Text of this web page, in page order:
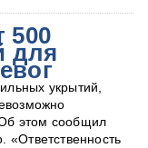
500
для
укрытий,
этом сообщил
«Ответственность